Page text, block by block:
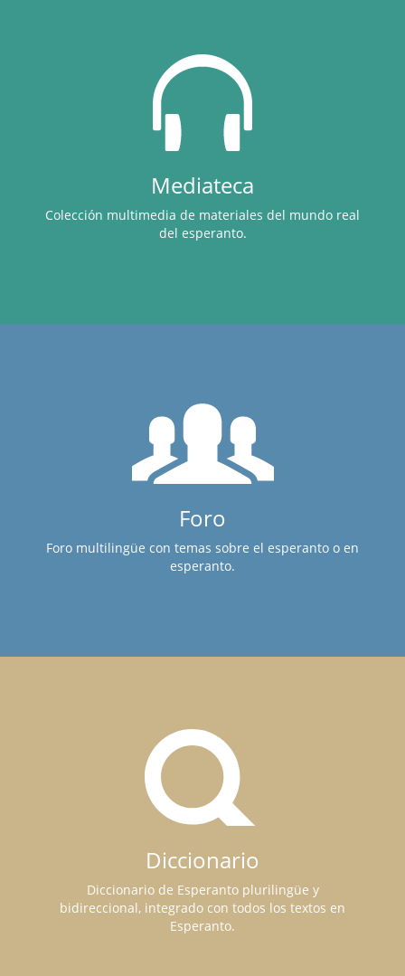
Mediateca
Colección multimedia de materiales del mundo real
del esperanto.
Foro
Foro multilingüe con temas sobre el esperanto o en
esperanto.
Diccionario
Diccionario de Esperanto plurilingüe y
bidireccional, integrado con todos los textos en
Esperanto.